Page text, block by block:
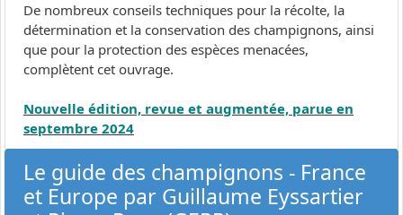
De nombreux conseils techniques pour la récolte, la
détermination et la conservation des champignons, ainsi
que pour la protection des espèces menacées,
complètent cet ouvrage.
Nouvelle édition, revue et augmentée, parue en
septembre 2024
Le guide des champignons - France
et Europe par Guillaume Eyssartier